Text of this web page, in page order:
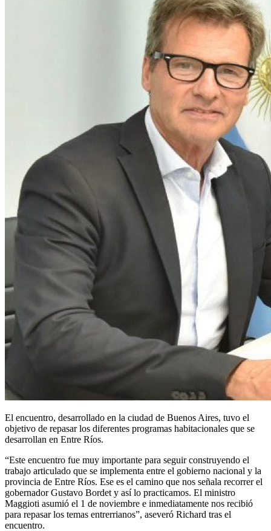
El encuentro, desarrollado en la ciudad de Buenos Aires, tuvo el
objetivo de repasar los diferentes programas habitacionales que se
desarrollan en Entre Ríos.
“Este encuentro fue muy importante para seguir construyendo el
trabajo articulado que se implementa entre el gobierno nacional y la
provincia de Entre Ríos. Ese es el camino que nos señala recorrer el
gobernador Gustavo Bordet y así lo practicamos. El ministro
Maggioti asumió el 1 de noviembre e inmediatamente nos recibió
para repasar los temas entrerrianos”, aseveró Richard tras el
encuentro.